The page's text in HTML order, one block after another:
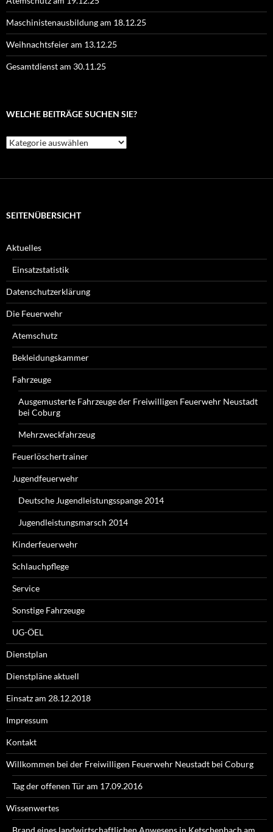
Maschinistenausbildung am 18.12.25
Weihnachtsfeier am 13.12.25
Gesamtdienst am 30.11.25
WELCHE BEITRÄGE SUCHEN SIE?
Welche
Beiträge
SEITENÜBERSICHT
Aktuelles
Einsatzstatistik
Datenschutzerklärung
Die Feuerwehr
Atemschutz
Bekleidungskammer
Fahrzeuge
Ausgemusterte Fahrzeuge der Freiwilligen Feuerwehr Neustadt
bei Coburg
Mehrzweckfahrzeug
Feuerlöschertrainer
Jugendfeuerwehr
Deutsche Jugendleistungsspange 2014
Jugendleistungsmarsch 2014
Kinderfeuerwehr
Schlauchpflege
Service
Sonstige Fahrzeuge
UG-ÖEL
Dienstplan
Dienstpläne aktuell
Einsatz am 28.12.2018
Impressum
Kontakt
Willkommen bei der Freiwilligen Feuerwehr Neustadt bei Coburg
Tag der offenen Tür am 17.09.2016
Wissenwertes